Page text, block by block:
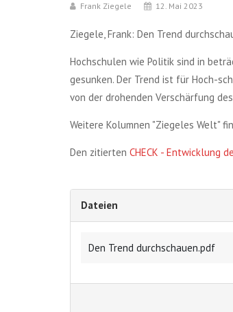
Frank Ziegele 12. Mai 2023
Ziegele, Frank: Den Trend
Hochschulen wie Politik sind in
gesunken. Der Trend ist für Hoch-
von der drohenden Verschärfung
Weitere Kolumnen "Ziegeles Welt"
Den zitierten CHECK - Entwicklung
Dateien
Den Trend durchschauen.pdf